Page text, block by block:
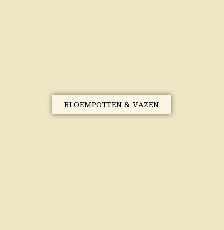
BLOEMPOTTEN & VAZEN